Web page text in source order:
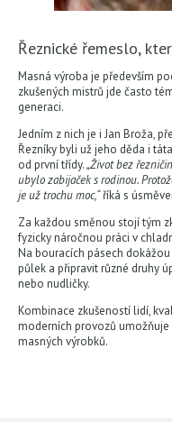
Řeznické řemeslo,
Masná výroba je především
zkušených mistrů jde často
generaci.
Jedním z nich je i Jan Broža,
Řezníky byli už jeho děda i
od první třídy.„Život bez
ubylo zabijaček s rodinou.
je už trochu moc,“říká s
Za každou směnou stojí tým
fyzicky náročnou práci v
Na bouracích pásech
půlek a připravit různé druhy
nebo nudličky.
Kombinace zkušeností lidí,
moderních provozů
masných výrobků.